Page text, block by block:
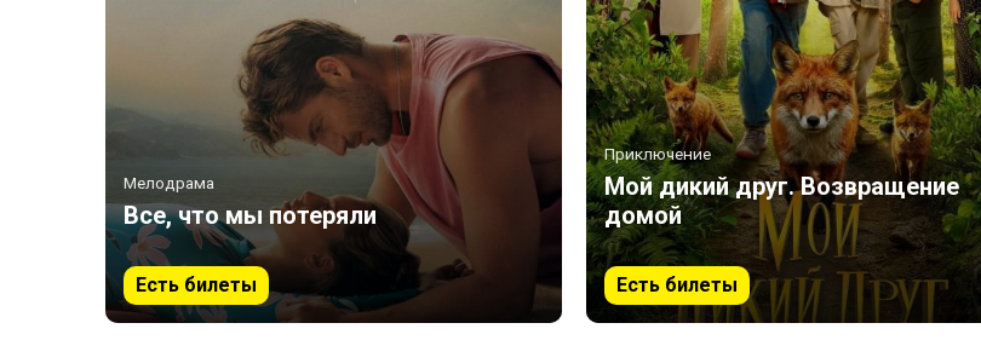
Мелодрама
Все, что мы потеряли
Есть билеты
Приключение
Мой дикий друг. Возвращение
домой
Есть билеты